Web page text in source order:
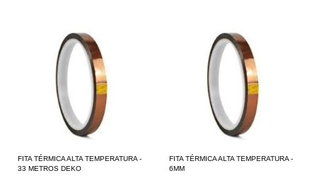
FITA TÉRMICA ALTA TEMPERATURA -
33 METROS DEKO
FITA TÉRMICA ALTA TEMPERATURA -
6MM